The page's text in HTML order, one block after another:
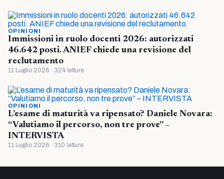
OPINIONI
Immissioni in ruolo docenti 2026: autorizzati
46.642 posti. ANIEF chiede una revisione del
reclutamento
11 Luglio 2026 · 324 letture
OPINIONI
L’esame di maturità va ripensato? Daniele Novara:
“Valutiamo il percorso, non tre prove” –
INTERVISTA
11 Luglio 2026 · 310 letture